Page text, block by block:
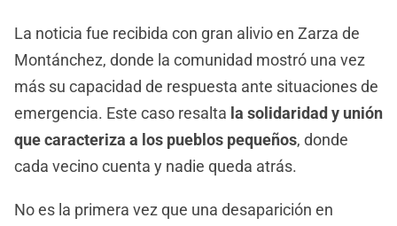
La noticia fue recibida con gran alivio en Zarza de
Montánchez, donde la comunidad mostró una vez
más su capacidad de respuesta ante situaciones de
emergencia. Este caso resalta la solidaridad y unión
que caracteriza a los pueblos pequeños, donde
cada vecino cuenta y nadie queda atrás.
No es la primera vez que una desaparición en